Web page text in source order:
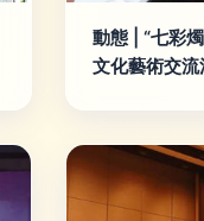
動態 | “七彩
文化藝術交流